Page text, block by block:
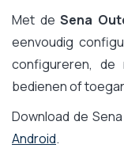
Met deSena
eenvoudig
configureren, de
bedienen of
Download de
Android.